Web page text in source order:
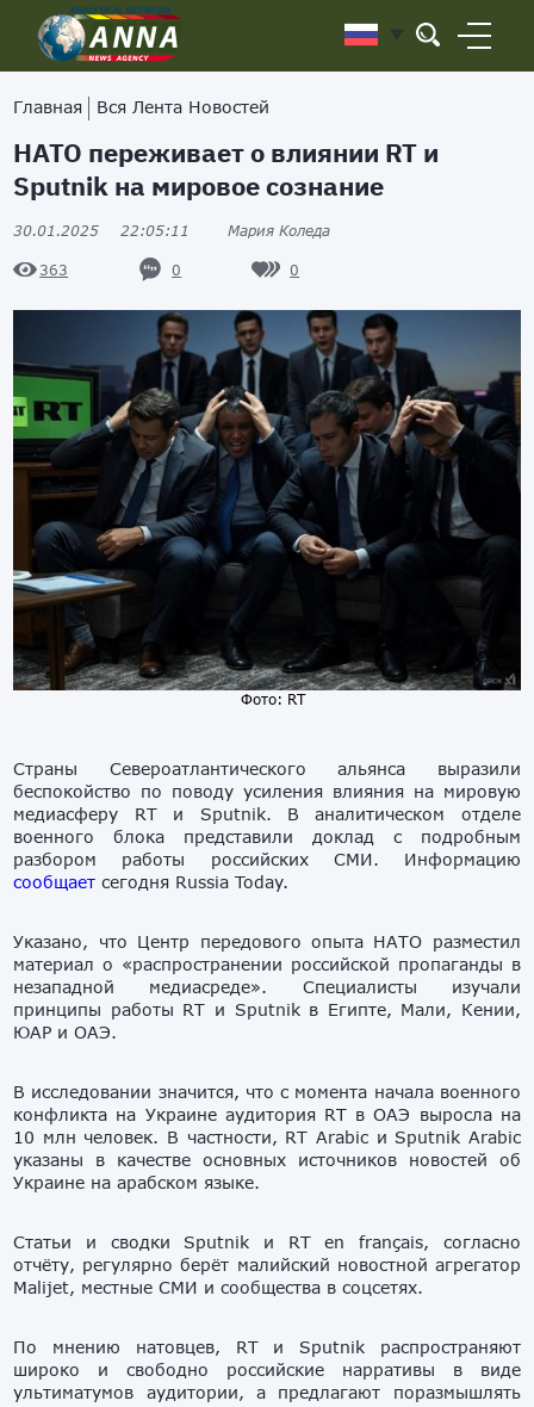
Главная Вся Лента Новостей
НАТО переживает о влиянии RT и
Sputnik на мировое сознание
30.01.2025 22:05:11 Мария Коледа
363 0 0
Фото: RT
Страны Североатлантического альянса выразили
беспокойство по поводу усиления влияния на мировую
медиасферу RT и Sputnik. В аналитическом отделе
военного блока представили доклад с подробным
разбором работы российских СМИ. Информацию
сообщает сегодня Russia Today.
Указано, что Центр передового опыта НАТО разместил
материал о «распространении российской пропаганды в
незападной медиасреде». Специалисты изучали
принципы работы RT и Sputnik в Египте, Мали, Кении,
ЮАР и ОАЭ.
В исследовании значится, что с момента начала военного
конфликта на Украине аудитория RT в ОАЭ выросла на
10 млн человек. В частности, RT Arabic и Sputnik Arabic
указаны в качестве основных источников новостей об
Украине на арабском языке.
Статьи и сводки Sputnik и RT en français, согласно
отчёту, регулярно берёт малийский новостной агрегатор
Malijet, местные СМИ и сообщества в соцсетях.
По мнению натовцев, RT и Sputnik распространяют
широко и свободно российские нарративы в виде
ультиматумов аудитории, а предлагают поразмышлять